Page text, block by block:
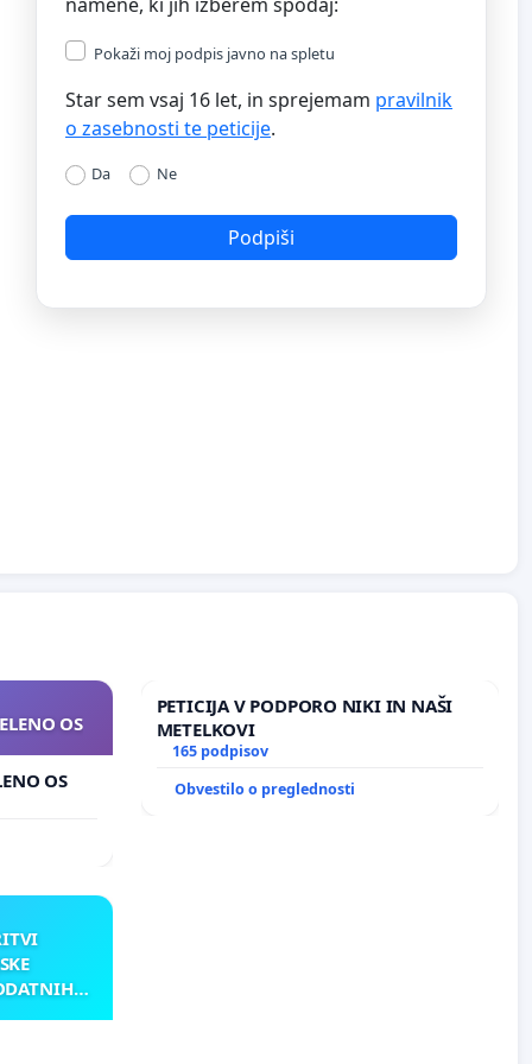
Pokaži moj podpis javno na spletu
Star sem vsaj 16 let, in sprejemam pravilnik
o zasebnosti te peticije.
Da Ne
Podpiši
OS
OS
PETICIJA V PODPORO NIKI IN NAŠI
METELKOVI
165 podpisov
Obvestilo o preglednosti